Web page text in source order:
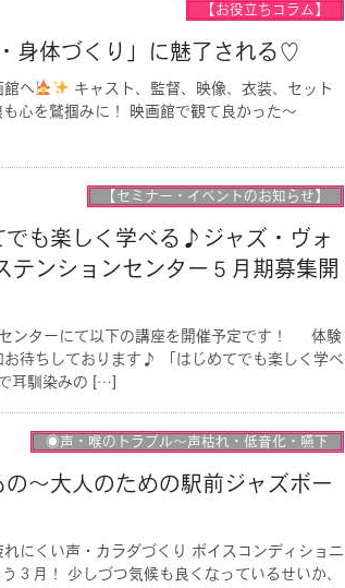
【お役立ちコラム】
身体づくり」に魅了される♡
館へ
キャスト、監督、映像、衣装、セット
心を鷲掴みに！ 映画館で観て良かった〜
【セミナー・イベントのお知らせ】
でも楽しく学べる♪ジャズ・ヴォ
テンションセンター５月期募集開
ンターにて以下の講座を開催予定です！ 体験
待ちしております♪ 「はじめてでも楽しく学べ
耳馴染みの […]
◉声・喉のトラブル〜声枯れ・低音化・嚥下
の〜大人のための駅前ジャズボー
にくい声・カラダづくり ボイスコンディショニ
３月！ 少しづつ気候も良くなっているせいか、